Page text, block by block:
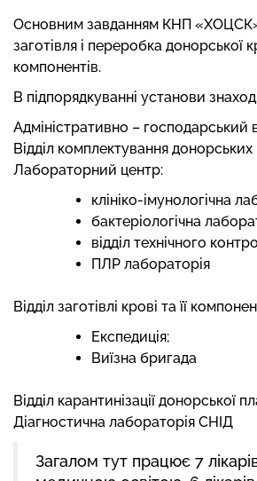
Основним завданням КНП «ХОЦСК»
заготівля і переробка донорської
компонентів.
В підпорядкуванні установи
Адміністративно – господарський
Відділ комплектування донорських
Лабораторний центр:
клініко-імунологічна
бактеріологічна
відділ технічного
ПЛР лабораторія
Відділ заготівлі крові та її
Експедиція;
Виїзна бригада
Відділ карантинізації донорської
Діагностична лабораторія СНІД
Загалом тут працює 7